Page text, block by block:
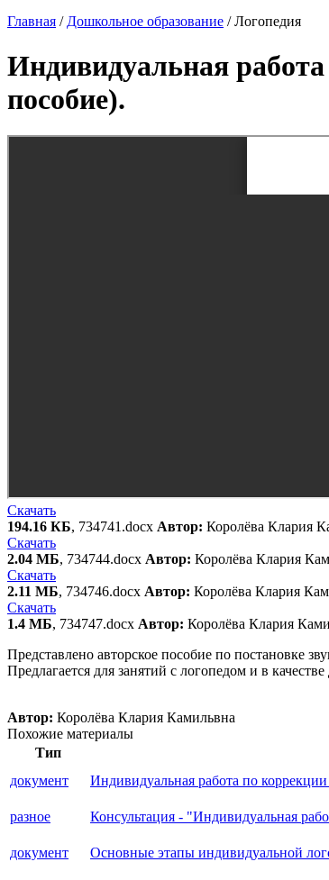
Главная / Дошкольное образование /Логопедия
Индивидуальная
пособие).
Скачать
194.16 КБ, 734741.docx Автор: Королёва Клария
Скачать
2.04 МБ, 734744.docx Автор: Королёва Клария
Скачать
2.11 МБ, 734746.docx Автор: Королёва Клария
Скачать
1.4 МБ, 734747.docx Автор: Королёва Клария
Представлено авторское пособие по
Предлагается для занятий с логопедом и в
Автор: Королёва Клария Камильвна
Похожие материалы
Тип
документ
Индивидуальная работа по
разное Консультация - "Индивидуальная
документ Основные этапы индивидуальной